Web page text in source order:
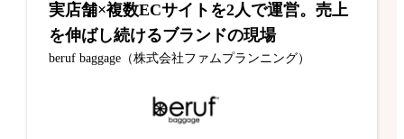
実店舗×複数ECサイトを2人で運営。売上
を伸ばし続けるブランドの現場
beruf baggage（株式会社ファムプランニング）